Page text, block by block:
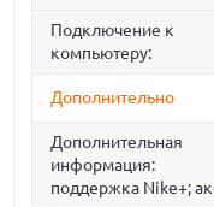
Подключение к
компьютеру:
Дополнительно
Дополнительная
информация:
поддержка Nike+;